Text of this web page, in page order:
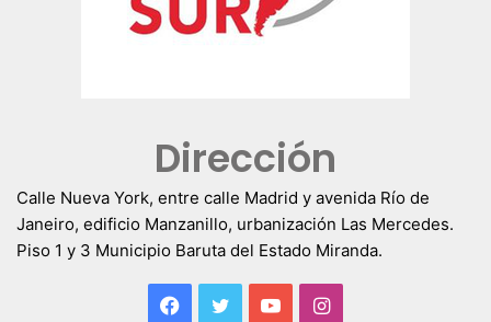
Dirección
Calle Nueva York, entre calle Madrid y avenida Río de
Janeiro, edificio Manzanillo, urbanización Las Mercedes.
Piso 1 y 3 Municipio Baruta del Estado Miranda.
Facebook
TwitterYouTubeInstagram